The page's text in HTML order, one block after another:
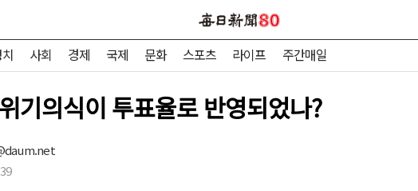
사회 경제 국제 문화 스포츠 라이프 주간매일
기의식이 투표율로 반영되었나?